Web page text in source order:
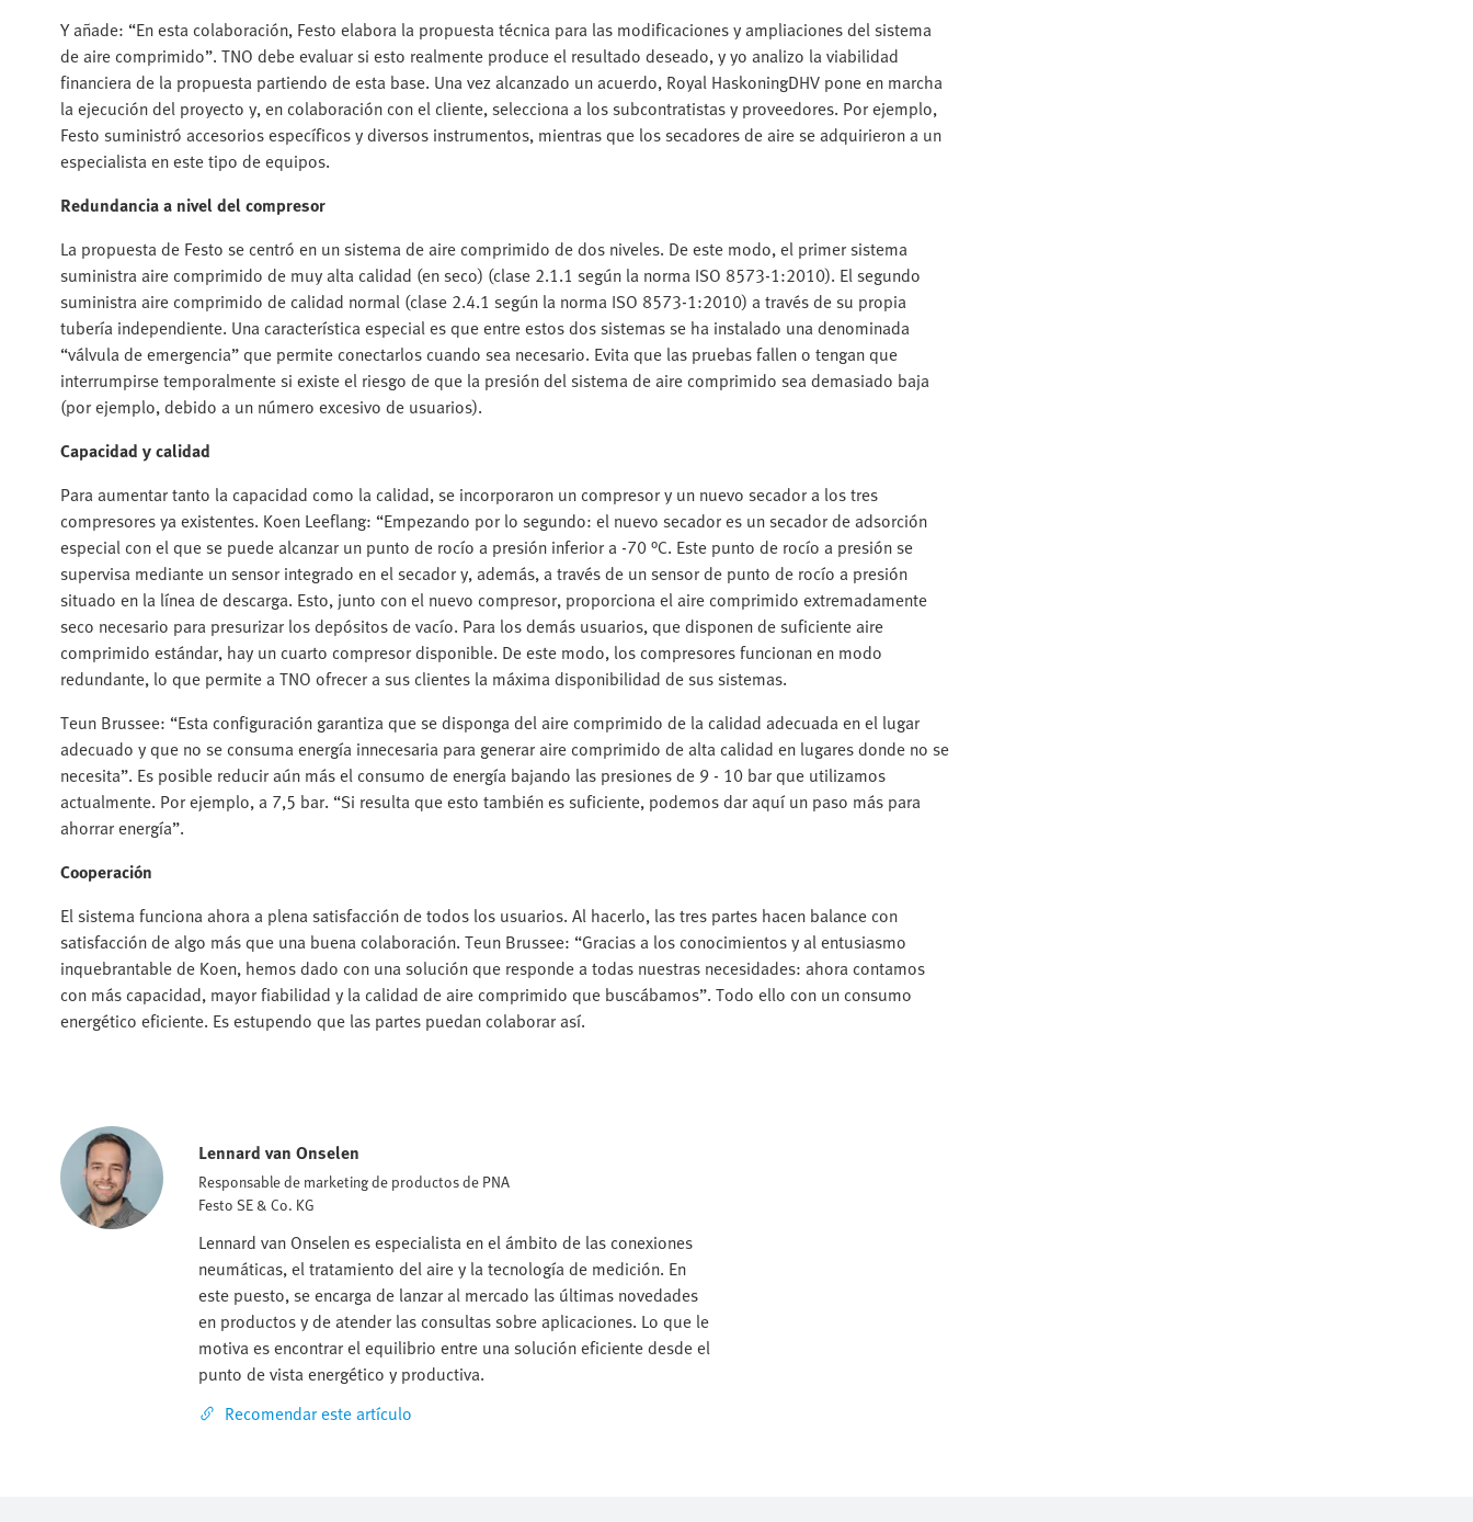
Y añade: “En esta colaboración, Festo elabora la propuesta técnica para las modificaciones y ampliaciones del sistema
de aire comprimido”. TNO debe evaluar si esto realmente produce el resultado deseado, y yo analizo la viabilidad
financiera de la propuesta partiendo de esta base. Una vez alcanzado un acuerdo, Royal HaskoningDHV pone en marcha
la ejecución del proyecto y, en colaboración con el cliente, selecciona a los subcontratistas y proveedores. Por ejemplo,
Festo suministró accesorios específicos y diversos instrumentos, mientras que los secadores de aire se adquirieron a un
especialista en este tipo de equipos.
Redundancia a nivel del compresor
La propuesta de Festo se centró en un sistema de aire comprimido de dos niveles. De este modo, el primer sistema
suministra aire comprimido de muy alta calidad (en seco) (clase 2.1.1 según la norma ISO 8573-1:2010). El segundo
suministra aire comprimido de calidad normal (clase 2.4.1 según la norma ISO 8573-1:2010) a través de su propia
tubería independiente. Una característica especial es que entre estos dos sistemas se ha instalado una denominada
“válvula de emergencia” que permite conectarlos cuando sea necesario. Evita que las pruebas fallen o tengan que
interrumpirse temporalmente si existe el riesgo de que la presión del sistema de aire comprimido sea demasiado baja
(por ejemplo, debido a un número excesivo de usuarios).
Capacidad y calidad
Para aumentar tanto la capacidad como la calidad, se incorporaron un compresor y un nuevo secador a los tres
compresores ya existentes. Koen Leeflang: “Empezando por lo segundo: el nuevo secador es un secador de adsorción
especial con el que se puede alcanzar un punto de rocío a presión inferior a -70 °C. Este punto de rocío a presión se
supervisa mediante un sensor integrado en el secador y, además, a través de un sensor de punto de rocío a presión
situado en la línea de descarga. Esto, junto con el nuevo compresor, proporciona el aire comprimido extremadamente
seco necesario para presurizar los depósitos de vacío. Para los demás usuarios, que disponen de suficiente aire
comprimido estándar, hay un cuarto compresor disponible. De este modo, los compresores funcionan en modo
redundante, lo que permite a TNO ofrecer a sus clientes la máxima disponibilidad de sus sistemas.
Teun Brussee: “Esta configuración garantiza que se disponga del aire comprimido de la calidad adecuada en el lugar
adecuado y que no se consuma energía innecesaria para generar aire comprimido de alta calidad en lugares donde no se
necesita”. Es posible reducir aún más el consumo de energía bajando las presiones de 9 - 10 bar que utilizamos
actualmente. Por ejemplo, a 7,5 bar. “Si resulta que esto también es suficiente, podemos dar aquí un paso más para
ahorrar energía”.
Cooperación
El sistema funciona ahora a plena satisfacción de todos los usuarios. Al hacerlo, las tres partes hacen balance con
satisfacción de algo más que una buena colaboración. Teun Brussee: “Gracias a los conocimientos y al entusiasmo
inquebrantable de Koen, hemos dado con una solución que responde a todas nuestras necesidades: ahora contamos
con más capacidad, mayor fiabilidad y la calidad de aire comprimido que buscábamos”. Todo ello con un consumo
energético eficiente. Es estupendo que las partes puedan colaborar así.
Lennard van Onselen
Responsable de marketing de productos de PNA
Festo SE & Co. KG
Lennard van Onselen es especialista en el ámbito de las conexiones
neumáticas, el tratamiento del aire y la tecnología de medición. En
este puesto, se encarga de lanzar al mercado las últimas novedades
en productos y de atender las consultas sobre aplicaciones. Lo que le
motiva es encontrar el equilibrio entre una solución eficiente desde el
punto de vista energético y productiva.
Recomendar este artículo